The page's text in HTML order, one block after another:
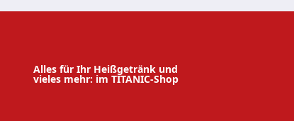
Zum
Alles für Ihr Heißgetränk und
vieles mehr: im TITANIC-Shop